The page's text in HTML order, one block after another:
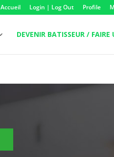
Accueil Login | Log Out Profile
DEVENIR BATISSEUR / FAIRE